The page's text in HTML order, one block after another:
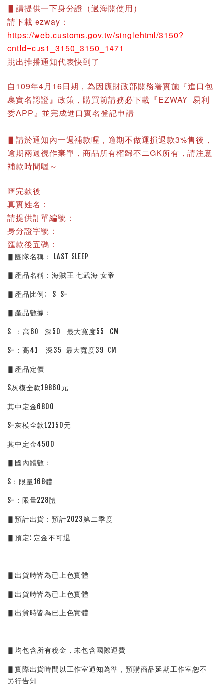
▋請提供一下身分證（過海關使用）
請下載 ezway：
https://web.customs.gov.tw/singlehtml/3150?
cntId=cus1_3150_3150_1471
跳出推播通知代表快到了
自109年4月16日期，為因應財政部關務署實施『進口包
裹實名認證』政策，購買前請務必下載『EZWAY 易利
委APP』並完成進口實名登記申請
▋請於通知內一週補款喔，逾期不做運損退款3%售後，
逾期兩週視作棄單，商品所有權歸不二GK所有，請注意
補款時間喔～
匯完款後
真實姓名：
請提供訂單編號：
身分證字號：
匯款後五碼：
▋團隊名稱： LAST SLEEP
▋產品名稱：海賊王 七武海 女帝
▋產品比例:   S  S-
▋產品數據：
S  ：高60   深50   最大寬度55   CM
S-：高41    深35  最大寬度39  CM
▋產品定價
S灰模全款19860元
其中定金6800
S-灰模全款12150元
其中定金4500
▋國內體數：
S：限量168體
S-：限量228體
▋預計出貨：預計2023第二季度
▋預定: 定金不可退
▋出貨時皆為已上色實體
▋出貨時皆為已上色實體
▋出貨時皆為已上色實體
▋均包含所有稅金，未包含國際運費
▋實際出貨時間以工作室通知為準，預購商品延期工作室恕不
另行告知